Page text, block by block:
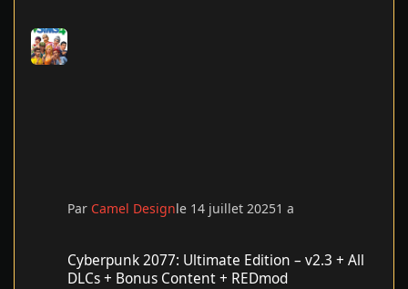
Par Camel Designle 14 juillet 20251 a
Cyberpunk 2077: Ultimate Edition – v2.3 + All
DLCs + Bonus Content + REDmod